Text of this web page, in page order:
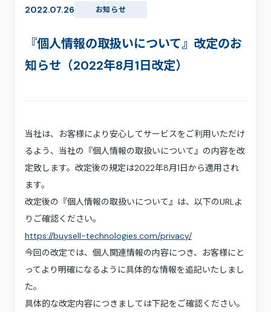
人的資本
コンプライアンス体制
IR情報
ニュース
プライバシーポリシー
利用規約
サステナビリティ
プレスキット
2022.07.26 お知らせ
『個人情報の取扱いについて』改定のお
知らせ（2022年8月1日改定）
当社は、お客様により安心してサービスをご利用いただけ
るよう、当社の『個人情報の取扱いについて』の内容を改
定致します。改定後の規定は2022年8月1日から適用され
ます。
改定後の『個人情報の取扱いについて』は、以下のURLよ
りご確認ください。
https://buysell-technologies.com/privacy/
今回の改定では、個人関連情報の内容につき、お客様にと
ってより明確になるように具体的な情報を追記いたしまし
た。
具体的な改定内容につきましては下記をご確認ください。